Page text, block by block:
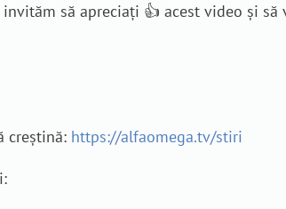
să apreciați 👍 acest video și să
creștină: https://alfaomega.tv/stiri